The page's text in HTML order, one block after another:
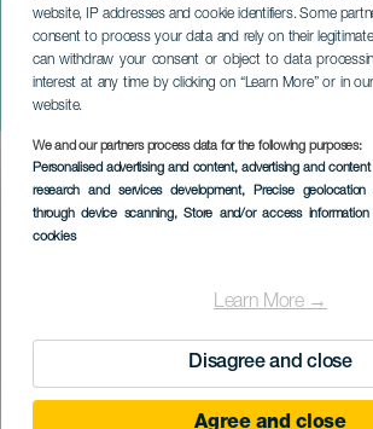
website, IP addresses and cookie identifiers. Some
consent to process your data and rely on their
can withdraw your consent or object to data
interest at any time by clicking on “Learn More” or in
website.
We and our partners process data for the following purposes:
Personalised advertising and content, advertising and
research and services development, Precise geolocation
through device scanning, Store and/or access
cookies
Learn More →
Disagree and close
Agree and close
Corsa di Natale
LANZAROTE
Imagen
Listado